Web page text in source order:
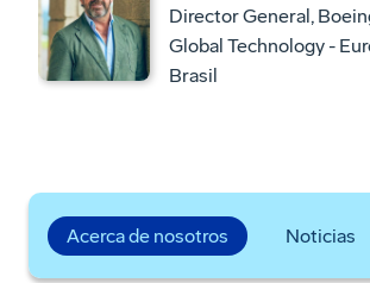
Director General,
Global Technology -
Brasil
Acerca de nosotros Noticias